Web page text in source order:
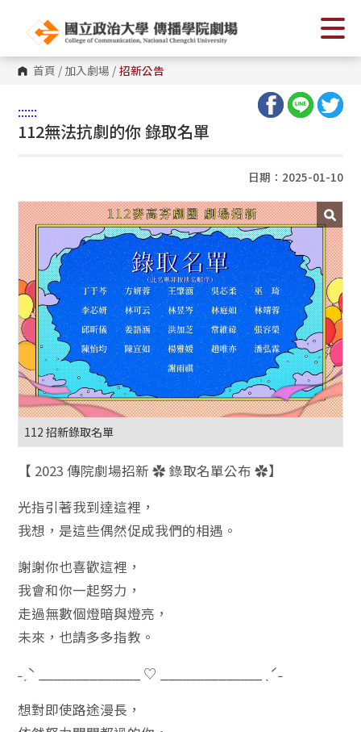
首頁 / 加入劇場 / 招新公告
::::::
112無法抗劇的你 錄取名單
日期：2025-01-10
112 招新錄取名單
【 2023 傳院劇場招新 ✿ 錄取名單公布 ✿】
光指引著我到達這裡，
我想，是這些偶然促成我們的相遇。
謝謝你也喜歡這裡，
我會和你一起努力，
走過無數個燈暗與燈亮，
未來，也請多多指教。
˗ˏˋ ______________ ♡ ______________ ˎˊ˗
想對即使路途漫長，